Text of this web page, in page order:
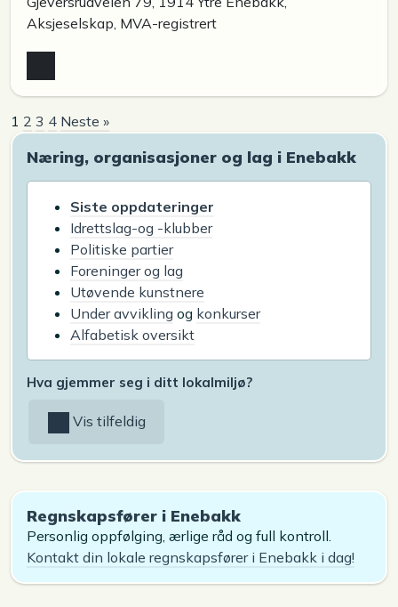
Aksjeselskap, MVA-registrert
1 2 3 4 Neste »
Næring, organisasjoner og lag i Enebakk
Siste oppdateringer
Idrettslag-og -klubber
Politiske partier
Foreninger og lag
Utøvende kunstnere
Under avvikling og konkurser
Alfabetisk oversikt
Hva gjemmer seg i ditt lokalmiljø?
Vis tilfeldig
Regnskapsfører i Enebakk
Personlig oppfølging, ærlige råd og full kontroll.
Kontakt din lokale regnskapsfører i Enebakk i dag!